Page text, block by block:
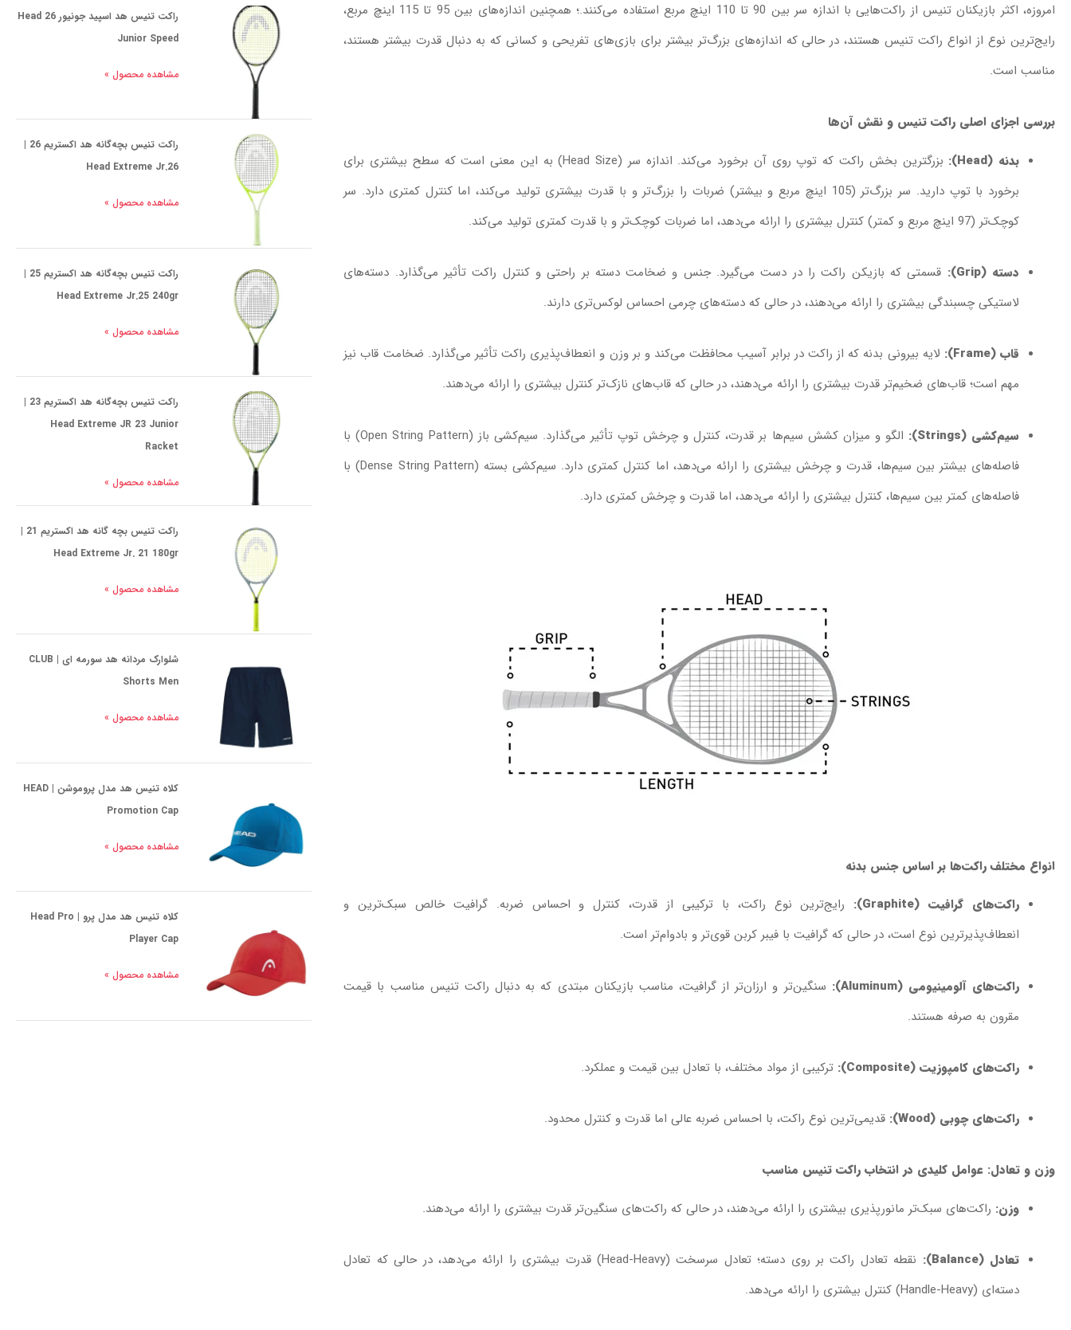
امروزه، اکثر بازیکنان تنیس از راکت‌هایی با اندازه سر بین 90 تا 110 اینچ مربع استفاده می‌کنند.؛ همچنین اندازه‌های بین 95 تا 115 اینچ مربع،
رایج‌ترین نوع از انواع راکت تنیس هستند، در حالی که اندازه‌های بزرگ‌تر بیشتر برای بازی‌های تفریحی و کسانی که به دنبال قدرت بیشتر هستند،
مناسب است.
بررسی اجزای اصلی راکت تنیس و نقش آن‌ها
بدنه (Head):
بزرگترین بخش راکت که توپ روی آن برخورد می‌کند. اندازه سر (Head Size) به این معنی است که سطح بیشتری برای
برخورد با توپ دارید. سر بزرگ‌تر (105 اینچ مربع و بیشتر) ضربات را بزرگ‌تر و با قدرت بیشتری تولید می‌کند، اما کنترل کمتری دارد. سر
کوچک‌تر (97 اینچ مربع و کمتر) کنترل بیشتری را ارائه می‌دهد، اما ضربات کوچک‌تر و با قدرت کمتری تولید می‌کند.
دسته (Grip):
قسمتی که بازیکن راکت را در دست می‌گیرد. جنس و ضخامت دسته بر راحتی و کنترل راکت تأثیر می‌گذارد. دسته‌های
لاستیکی چسبندگی بیشتری را ارائه می‌دهند، در حالی که دسته‌های چرمی احساس لوکس‌تری دارند.
قاب (Frame):
لایه بیرونی بدنه که از راکت در برابر آسیب محافظت می‌کند و بر وزن و انعطاف‌پذیری راکت تأثیر می‌گذارد. ضخامت قاب نیز
مهم است؛ قاب‌های ضخیم‌تر قدرت بیشتری را ارائه می‌دهند، در حالی که قاب‌های نازک‌تر کنترل بیشتری را ارائه می‌دهند.
سیم‌کشی (Strings):
الگو و میزان کشش سیم‌ها بر قدرت، کنترل و چرخش توپ تأثیر می‌گذارد. سیم‌کشی باز (Open String Pattern) با
فاصله‌های بیشتر بین سیم‌ها، قدرت و چرخش بیشتری را ارائه می‌دهد، اما کنترل کمتری دارد. سیم‌کشی بسته (Dense String Pattern) با
فاصله‌های کمتر بین سیم‌ها، کنترل بیشتری را ارائه می‌دهد، اما قدرت و چرخش کمتری دارد.
انواع مختلف راکت‌ها بر اساس جنس بدنه
راکت‌های گرافیت (Graphite):
رایج‌ترین نوع راکت، با ترکیبی از قدرت، کنترل و احساس ضربه. گرافیت خالص سبک‌ترین و
انعطاف‌پذیرترین نوع است، در حالی که گرافیت با فیبر کربن قوی‌تر و بادوام‌تر است.
راکت‌های آلومینیومی (Aluminum): سنگین‌تر و ارزان‌تر از گرافیت، مناسب بازیکنان مبتدی که به دنبال راکت تنیس مناسب با قیمت
مقرون به صرفه هستند.
راکت‌های کامپوزیت (Composite): ترکیبی از مواد مختلف، با تعادل بین قیمت و عملکرد.
راکت‌های چوبی (Wood): قدیمی‌ترین نوع راکت، با احساس ضربه عالی اما قدرت و کنترل محدود.
وزن و تعادل: عوامل کلیدی در انتخاب راکت تنیس مناسب
وزن: راکت‌های سبک‌تر مانورپذیری بیشتری را ارائه می‌دهند، در حالی که راکت‌های سنگین‌تر قدرت بیشتری را ارائه می‌دهند.
تعادل (Balance):
نقطه تعادل راکت بر روی دسته؛ تعادل سرسخت (Head-Heavy) قدرت بیشتری را ارائه می‌دهد، در حالی که تعادل
دسته‌ای (Handle-Heavy) کنترل بیشتری را ارائه می‌دهد.
راکت تنیس هد اسپید جونیور 26 Head
Junior Speed
مشاهده محصول »
راکت تنیس بچه‌گانه هد اکستریم 26 |
Head Extreme Jr.26
مشاهده محصول »
راکت تنیس بچه‌گانه هد اکستریم 25 |
Head Extreme Jr.25 240gr
مشاهده محصول »
راکت تنیس بچه‌گانه هد اکستریم 23 |
Head Extreme JR 23 Junior
Racket
مشاهده محصول »
راکت تنیس بچه گانه هد اکستریم 21 |
Head Extreme Jr. 21 180gr
مشاهده محصول »
شلوارک مردانه هد سورمه ای | CLUB
Shorts Men
مشاهده محصول »
کلاه تنیس هد مدل پروموشن | HEAD
Promotion Cap
مشاهده محصول »
کلاه تنیس هد مدل پرو | Head Pro
Player Cap
مشاهده محصول »